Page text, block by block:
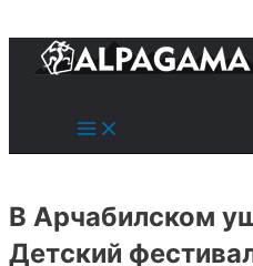
содержимому
Main
Menu
В Арчабилском
Детский